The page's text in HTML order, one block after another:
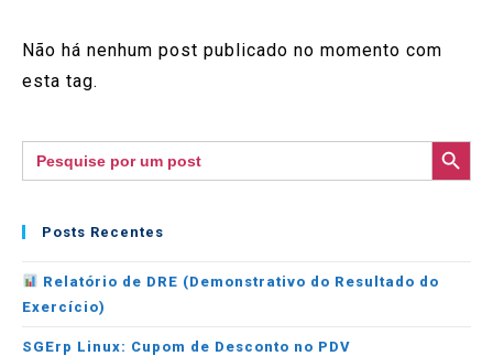
Não há nenhum post publicado no momento com
esta tag.
Search
for:
SEARCH BUTTON
Posts Recentes
Relatório de DRE (Demonstrativo do Resultado do
Exercício)
SGErp Linux: Cupom de Desconto no PDV